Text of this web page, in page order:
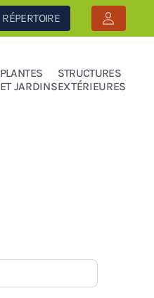
RÉPERTOIRE
PLANTES
ET JARDINS
STRUCTURES
EXTÉRIEURES